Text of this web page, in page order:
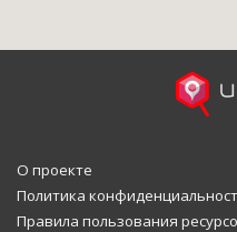
О проекте
Политика
Правила пользования